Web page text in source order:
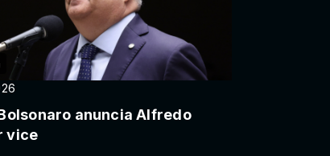
anuncia Alfredo
vice